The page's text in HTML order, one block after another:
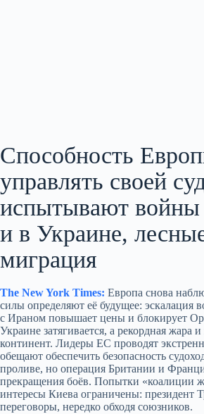
Способность
управлять своей
испытывают
и в Украине,
миграция
The New York Times: Европа снова
силы определяют её будущее:
с Ираном повышает цены и блокирует
Украине затягивается, а рекордная жара
континент. Лидеры ЕС проводят
обещают обеспечить безопасность
проливе, но операция Британии и
прекращения боёв. Попытки «коалиции
интересы Киева ограничены: президент
переговоры, нередко обходя союзников.